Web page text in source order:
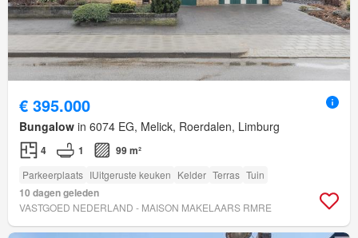
€ 395.000
Bungalow in 6074 EG, Melick, Roerdalen, Limburg
4 1 99 m²
Parkeerplaats IUitgeruste keuken Kelder Terras Tuin
10 dagen geleden
VASTGOED NEDERLAND - MAISON MAKELAARS RMRE